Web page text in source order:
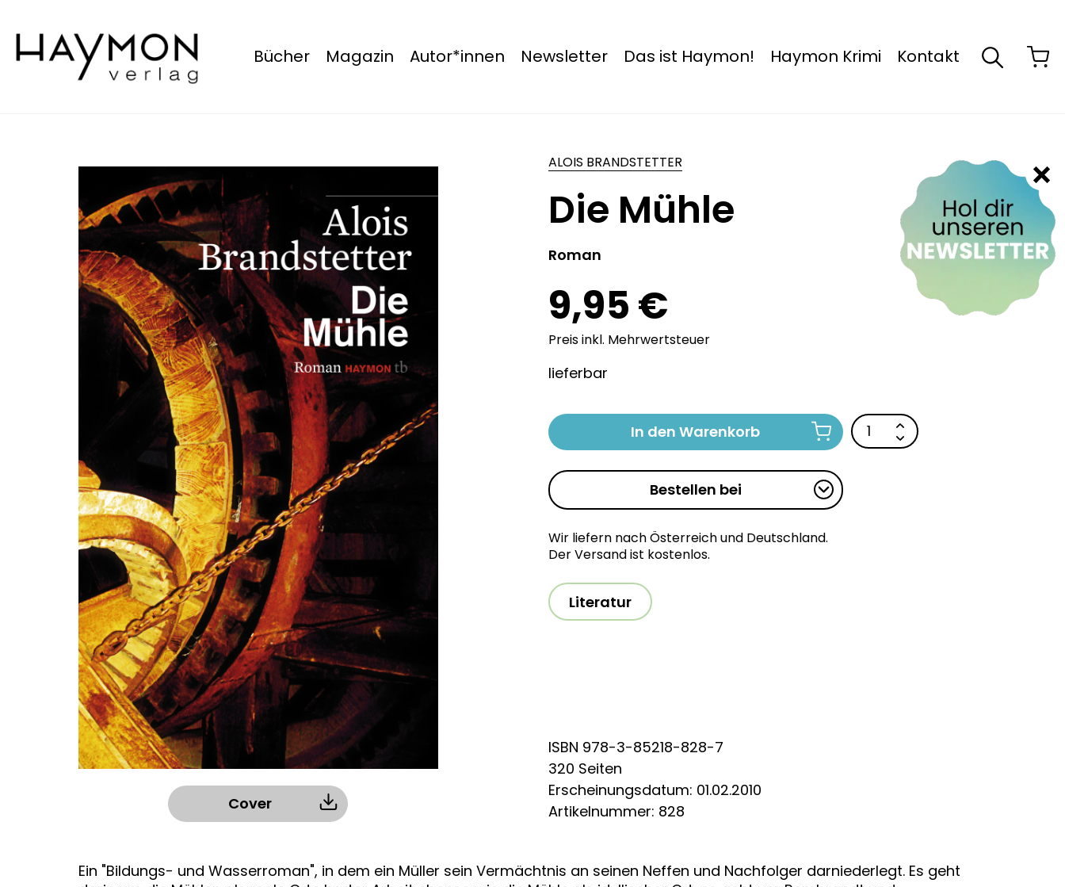
Bücher Magazin Autor*innen Newsletter Das ist Haymon! Haymon Krimi Kontakt
Cover
ALOIS BRANDSTETTER
Die Mühle
Roman
9,95 €
Preis inkl. Mehrwertsteuer
lieferbar
In den Warenkorb
Bestellen bei
Wir liefern nach Österreich und Deutschland.
Der Versand ist kostenlos.
Literatur
ISBN 978-3-85218-828-7
320 Seiten
Erscheinungsdatum: 01.02.2010
Artikelnummer: 828
Ein "Bildungs- und Wasserroman", in dem ein Müller sein Vermächtnis an seinen Neffen und Nachfolger darniederlegt. Es geht